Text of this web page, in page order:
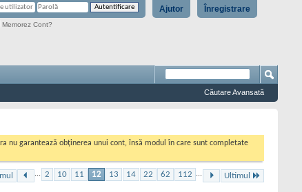
Înregistrare
Ajutor
Memorez Cont?
Căutare Avansată
nu garantează obținerea unui cont, însă modul în care sunt completate
... 2 10 11 12 13 14 22 62 112 ... Ultimul